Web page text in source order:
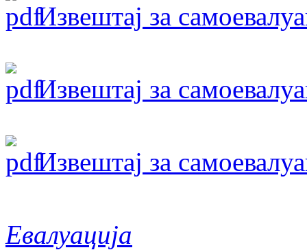
Извештај за
Извештај за
Извештај за
Евалуација